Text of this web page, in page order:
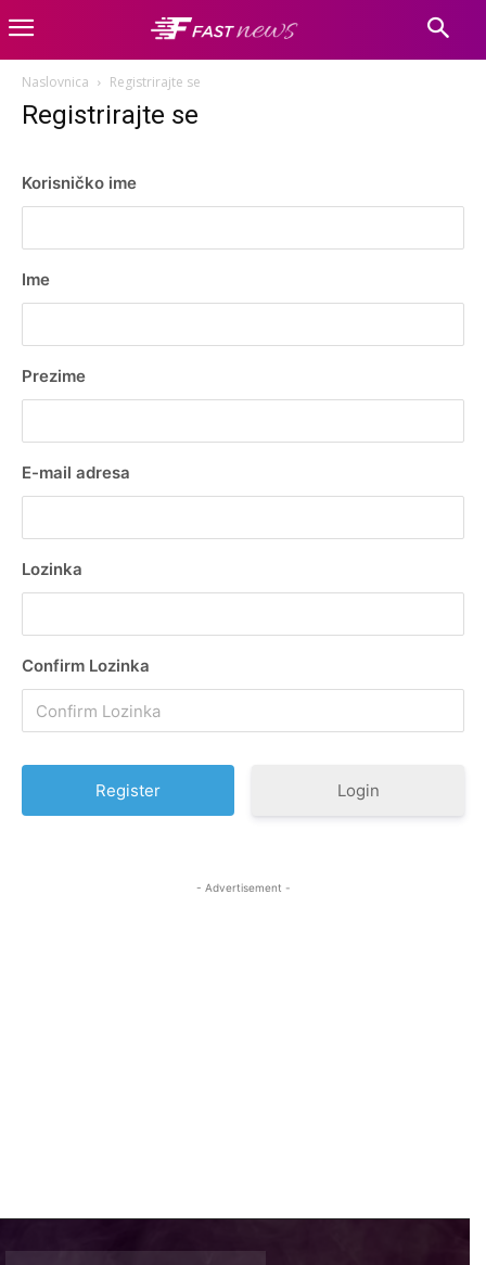
Naslovnica Registrirajte se
Registrirajte se
Korisničko ime
Ime
Prezime
E-mail adresa
Lozinka
Confirm Lozinka
Login
- Advertisement -